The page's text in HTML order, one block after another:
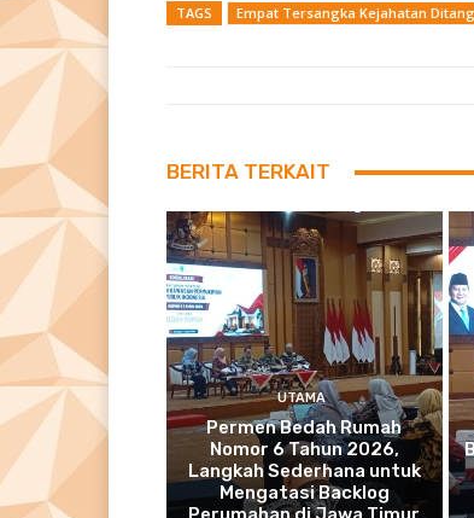
TAGS Empat Tersangka Kejahatan
BERITA TERKAIT
UTAMA
Permen Bedah Rumah
Nomor 6 Tahun 2026,
Langkah Sederhana untuk
Mengatasi Backlog